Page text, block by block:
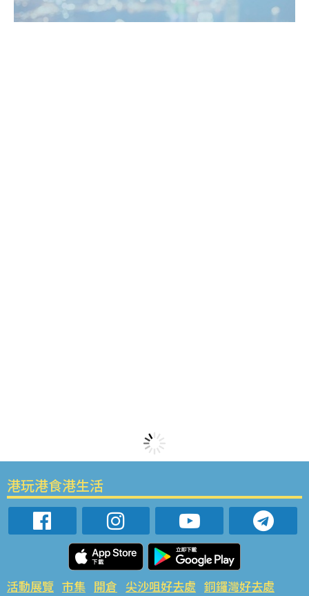
港玩港食港生活
活動展覽 市集 開倉 尖沙咀好去處 銅鑼灣好去處